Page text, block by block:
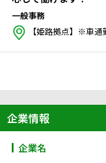
一般事務
【姫路拠点】※車通勤可（
企業情報
企業名